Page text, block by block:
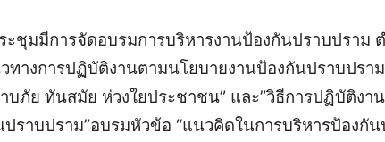
ะชุมมีการจัดอบรมการบริหารงานป้องกันปราบปราม
ทางการปฏิบัติงานตามนโยบายงานป้องกันปราบปรา
บภัย ทันสมัย ห่วงใยประชาชน” และ”วิธีการปฏิบัติงา
ราบปราม”อบรมหัวข้อ “แนวคิดในการบริหารป้องกั